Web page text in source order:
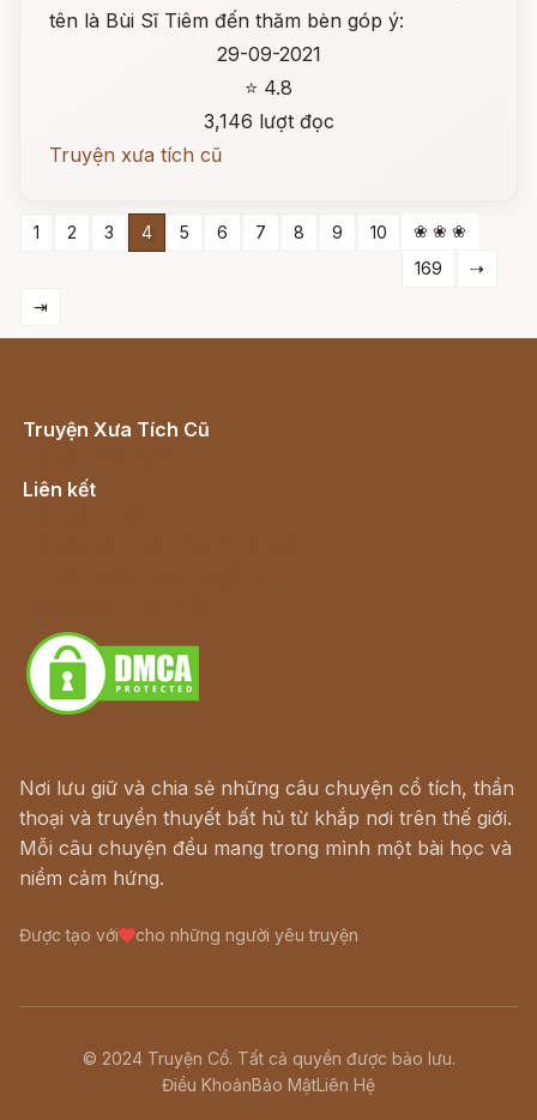
tên là Bùi Sĩ Tiêm đến thăm bèn góp ý:
29-09-2021
⭐ 4.8
3,146 lượt đọc
Truyện xưa tích cũ
1 2 3 4 5 6 7 8 9 10
❀ ❀ ❀
169
⇢
⇥
Truyện Xưa Tích Cũ
Liên kết
Nơi lưu giữ và chia sẻ những câu chuyện cổ tích, thần
thoại và truyền thuyết bất hủ từ khắp nơi trên thế giới.
Mỗi câu chuyện đều mang trong mình một bài học và
niềm cảm hứng.
Được tạo với cho những người yêu truyện
© 2024 Truyện Cổ. Tất cả quyền được bảo lưu.
Điều KhoảnBảo MậtLiên Hệ